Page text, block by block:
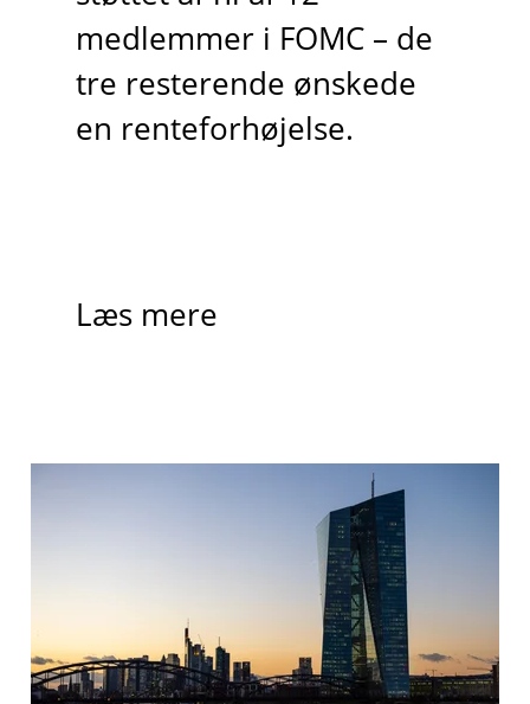
medlemmer i FOMC – de
tre resterende ønskede
en renteforhøjelse.
Læs mere